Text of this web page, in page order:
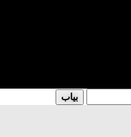
بیاب
Search